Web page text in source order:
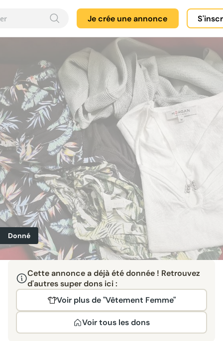
Je crée une annonce
Donné
Cette annonce a déjà été donnée ! Retrouvez
d'autres super dons ici :
Voir plus de "Vêtement Femme"
Voir tous les dons